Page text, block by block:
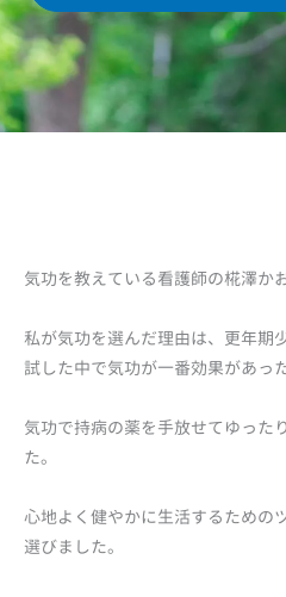
気功を教えている看護師の椛澤か
私が気功を選んだ理由は、更年期
試した中で気功が一番効果があっ
気功で持病の薬を手放せてゆった
た。
心地よく健やかに生活するための
選びました。